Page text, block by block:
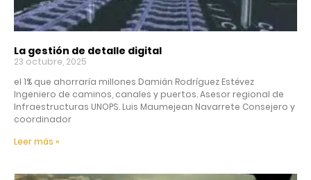
La gestión de detalle digital
23 octubre, 2025
el 1% que ahorraría millones Damián Rodríguez Estévez
Ingeniero de caminos, canales y puertos. Asesor regional de
Infraestructuras UNOPS. Luis Maumejean Navarrete Consejero y
coordinador
Leer más »